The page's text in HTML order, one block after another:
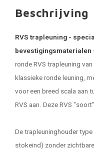
Beschrijving
RVS trapleuning -
bevestigingsmaterialen
ronde RVS trapleuning
klassieke ronde leuning,
voor een breed scala aan
RVS aan. Deze RVS
De trapleuninghouder
stokeind) zonder